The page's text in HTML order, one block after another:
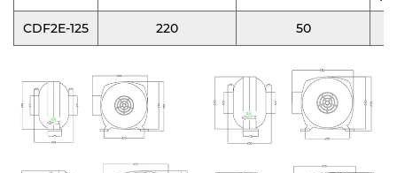
CDF2E-125 220 50